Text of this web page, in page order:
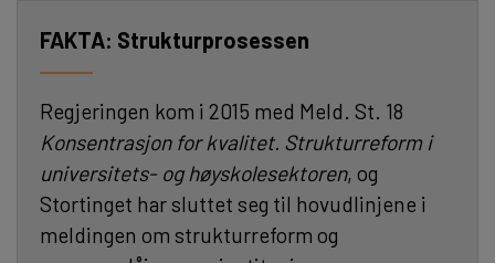
Strukturprosessen
Regjeringen kom i 2015 med Meld. St. 18
Konsentrasjon for kvalitet. Strukturreform i
universitets- og høyskolesektoren, og
Stortinget har sluttet seg til hovudlinjene i
meldingen om strukturreform og